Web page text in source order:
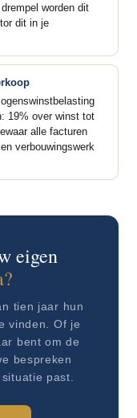
worden dit
dit in je
19% over winst tot
alle facturen
verbouwingswerk
eigen
tien jaar hun
vinden. Of je
bent om de
bespreken
past.